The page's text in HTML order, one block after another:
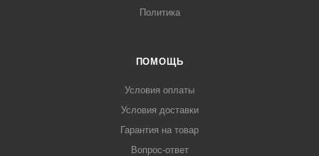
Политика
ПОМОЩЬ
Условия оплаты
Условия доставки
Гарантия на товар
Вопрос-ответ